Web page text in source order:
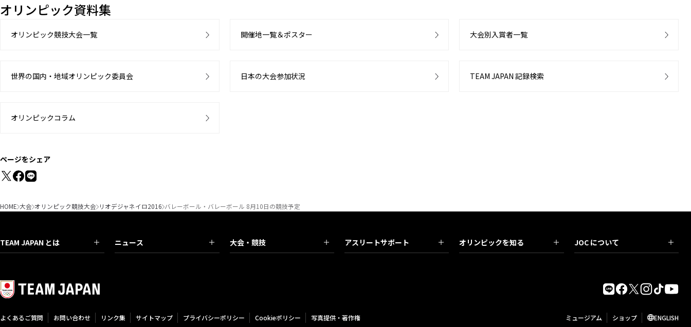
オリンピック資料集
オリンピック競技大会一覧 開催地一覧＆ポスター 大会別入賞者一覧
世界の国内・地域オリンピック委員会 日本の大会参加状況 TEAM JAPAN 記録検索
オリンピックコラム
ページをシェア
HOME 大会 オリンピック競技大会 リオデジャネイロ2016 バレーボール・バレーボール 8月10日の競技予定
TEAM JAPAN とは ニュース 大会・競技 アスリートサポート オリンピックを知る JOC について
よくあるご質問 お問い合わせ リンク集 サイトマップ プライバシーポリシー Cookieポリシー 写真提供・著作権 ミュージアム ショップ ENGLISH